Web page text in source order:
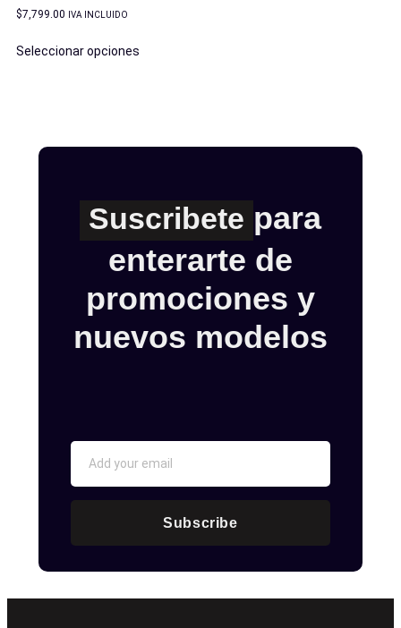
$7,799.00 IVA INCLUIDO
Seleccionar opciones
Suscribete para
enterarte de
promociones y
nuevos modelos
Subscribe